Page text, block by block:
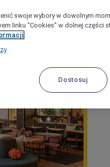
swoje wybory w dowolnym
linku "Cookies” w dolnej części
Dostosuj